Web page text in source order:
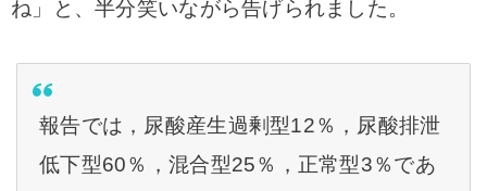
ね」と、半分笑いながら告げられました。
報告では，尿酸産生過剰型12％，尿酸排泄
低下型60％，混合型25％，正常型3％であ